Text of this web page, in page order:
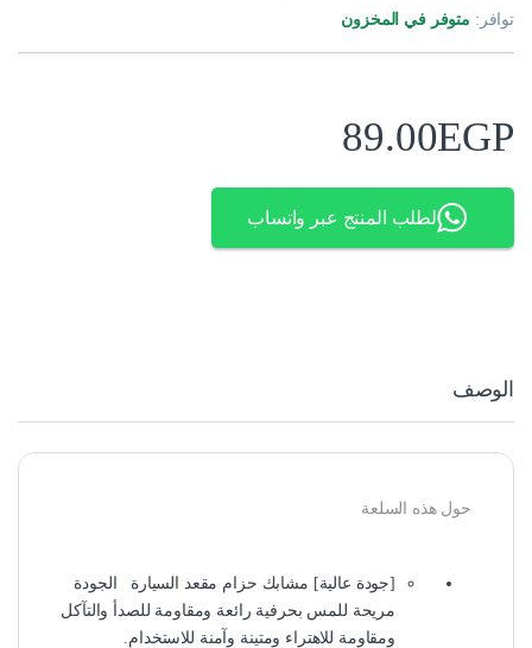
توافر: متوفر في المخزون
89.00EGP
لطلب المنتج عبر واتساب
الوصف
حول هذه السلعة
[جودة عالية] مشابك حزام مقعد السيارة الجودة
مريحة للمس بحرفية رائعة ومقاومة للصدأ والتآكل
ومقاومة للاهتراء ومتينة وآمنة للاستخدام.